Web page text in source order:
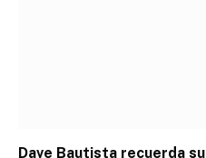
Dave Bautista recuerda